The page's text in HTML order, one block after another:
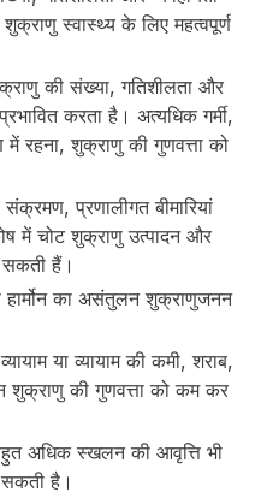
स्वास्थ्य के लिए महत्वपूर्ण
की संख्या, गतिशीलता और
करता है। अत्यधिक गर्मी,
में रहना, शुक्राणु की गुणवत्ता को
प्रणालीगत बीमारियां
में चोट शुक्राणु उत्पादन और
सकती हैं।
हार्मोन का असंतुलन शुक्राणुजनन
या व्यायाम की कमी, शराब,
की गुणवत्ता को कम कर
अधिक स्खलन की आवृत्ति भी
सकती है।